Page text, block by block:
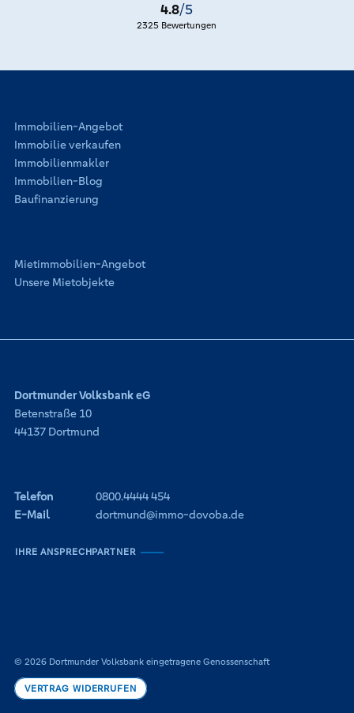
4.8/5
2325 Bewertungen
Immobilien-Angebot
Immobilie verkaufen
Immobilienmakler
Immobilien-Blog
Baufinanzierung
Mietimmobilien-Angebot
Unsere Mietobjekte
Dortmunder Volksbank eG
Betenstraße 10
44137 Dortmund
Telefon
0800.4444 454
E-Mail
dortmund@immo-dovoba.de
IHRE ANSPRECHPARTNER
© 2026 Dortmunder Volksbank eingetragene Genossenschaft
VERTRAG WIDERRUFEN